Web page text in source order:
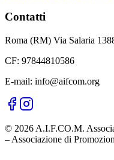
Contatti
Roma (RM) Via Salaria
CF: 97844810586
E-mail: info@aifcom.org
© 2026 A.I.F.CO.M.
– Associazione di